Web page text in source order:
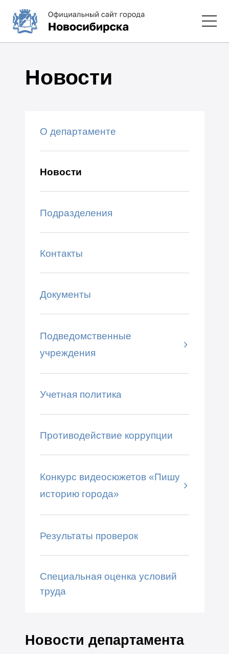
Новости
О департаменте
Новости
Подразделения
Контакты
Документы
Подведомственные
учреждения
Учетная политика
Противодействие коррупции
Конкурс видеосюжетов «Пишу
историю города»
Результаты проверок
Специальная оценка условий
труда
Новости департамента